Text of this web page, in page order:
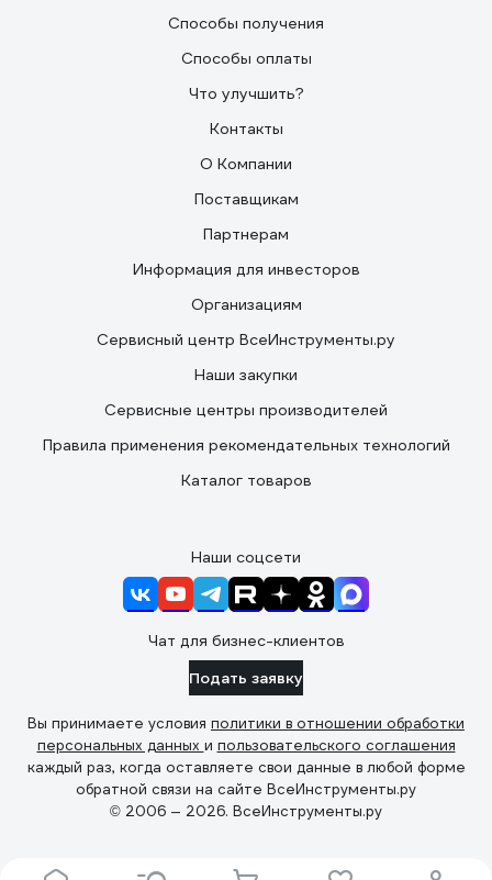
Способы получения
Способы оплаты
Что улучшить?
Контакты
О Компании
Поставщикам
Партнерам
Информация для инвесторов
Организациям
Сервисный центр ВсеИнструменты.ру
Наши закупки
Сервисные центры производителей
Правила применения рекомендательных технологий
Каталог товаров
Наши соцсети
Чат для бизнес-клиентов
Подать заявку
Вы принимаете условия политики в отношении обработки
персональных данных и пользовательского соглашения
каждый раз, когда оставляете свои данные в любой форме
обратной связи на сайте ВсеИнструменты.ру
© 2006 — 2026. ВсеИнструменты.ру